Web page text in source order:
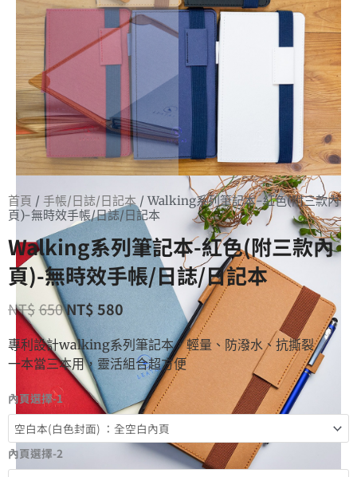
首頁 / 手帳/日誌/日記本 / Walking系列筆記本-紅色(附三款內
頁)-無時效手帳/日誌/日記本
Walking系列筆記本-紅色(附三款內
頁)-無時效手帳/日誌/日記本
NT$650NT$580
專利設計walking系列筆記本，輕量、防潑水、抗撕裂
一本當三本用，靈活組合超方便
內頁選擇-1
內頁選擇-2